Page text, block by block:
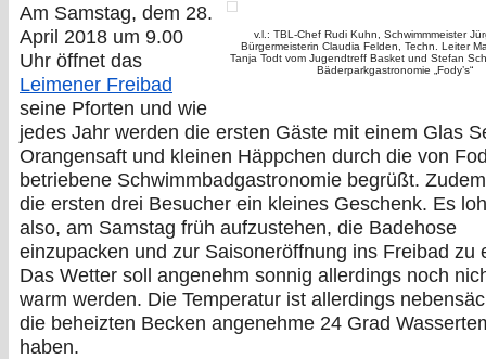
v.l.: TBL-Chef Rudi Kuhn, Schwimmmeister
Bürgermeisterin Claudia Felden, Techn. Leiter
Tanja Todt vom Jugendtreff Basket und Stefan
Bäderparkgastronomie „Fody’s“
Am Samstag, dem 28.
April 2018 um 9.00
Uhr öffnet das
Leimener Freibad
seine Pforten und wie
jedes Jahr werden die ersten Gäste mit einem Glas
Orangensaft und kleinen Häppchen durch die von
betriebene Schwimmbadgastronomie begrüßt.
die ersten drei Besucher ein kleines Geschenk. Es
also, am Samstag früh aufzustehen, die Badehose
einzupacken und zur Saisoneröffnung ins Freibad zu
Das Wetter soll angenehm sonnig allerdings noch
warm werden. Die Temperatur ist allerdings
die beheizten Becken angenehme 24 Grad
haben.